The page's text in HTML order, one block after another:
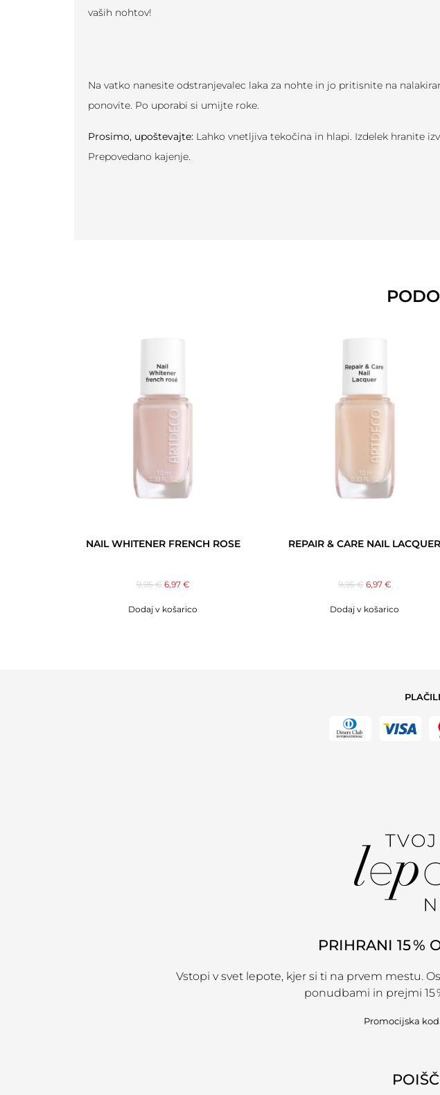
vaših nohtov!
Na vatko nanesite odstranjevalec laka za nohte in jo pritisnite na
ponovite. Po uporabi si umijte roke.
Prosimo, upoštevajte: Lahko vnetljiva tekočina in hlapi. Izdelek hranite
Prepovedano kajenje.
NAIL WHITENER FRENCH ROSE
9,95€ 6,97 €
Dodaj v košarico
REPAIR & CARE NAIL LACQUER
9,95€ 6,97 €
Dodaj v košarico
PRIHRANI 15 %
Vstopi v svet lepote, kjer si ti na prvem mestu.
ponudbami in prejmi 15
Promocijska